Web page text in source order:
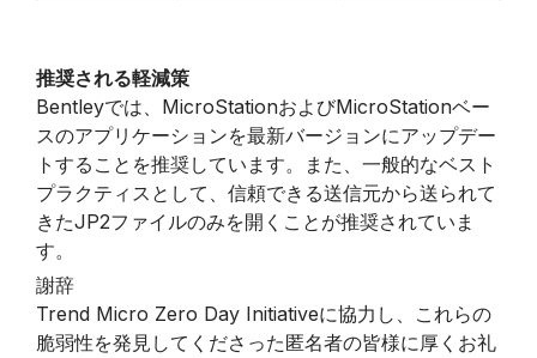
推奨される軽減策
Bentleyでは、MicroStationおよびMicroStationベー
スのアプリケーションを最新バージョンにアップデー
トすることを推奨しています。また、一般的なベスト
プラクティスとして、信頼できる送信元から送られて
きたJP2ファイルのみを開くことが推奨されていま
す。
謝辞
Trend Micro Zero Day Initiativeに協力し、これらの
脆弱性を発見してくださった匿名者の皆様に厚くお礼